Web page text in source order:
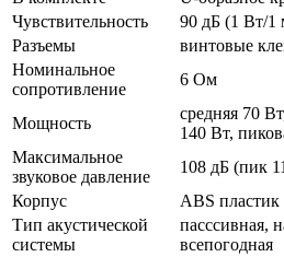
Чувствительность
90 дБ (1 Вт/1
Разъемы
винтовые
Номинальное
сопротивление
6 Ом
Мощность
средняя 70
140 Вт,
Максимальное
звуковое давление
108 дБ (пик
Корпус
ABS
Тип акустической
системы
пасссивная,
всепогодная